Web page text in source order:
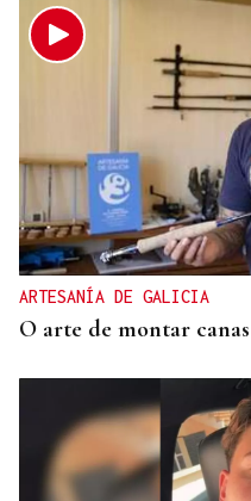
ARTESANÍA DE GALICIA
O arte de montar